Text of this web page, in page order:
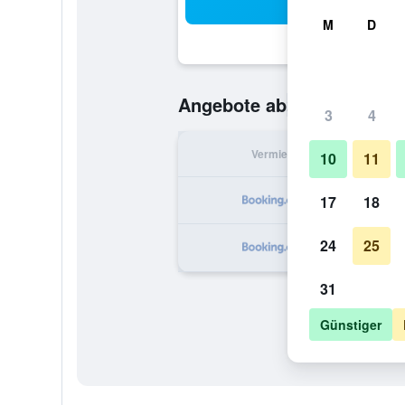
Angebote ab28 € Günstigste
Vermieter
M D
3 4
10 11
17 18
24 25
31
Günstiger